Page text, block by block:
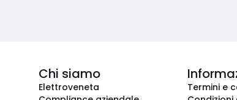
Chi siamo
Elettroveneta
Termini e